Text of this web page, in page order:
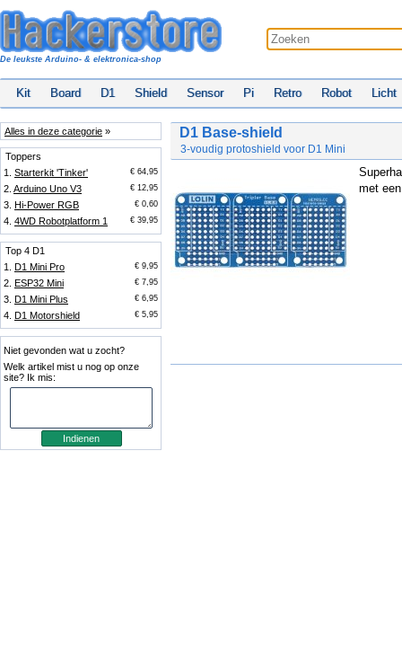
De leukste Arduino- & elektronica-shop
Kit Board D1 Shield Sensor Pi Retro Robot Licht
Alles in deze categorie »
Toppers
1. Starterkit 'Tinker' € 64,95
2. Arduino Uno V3 € 12,95
3. Hi-Power RGB € 0,60
4. 4WD Robotplatform 1 € 39,95
Top 4 D1
1. D1 Mini Pro € 9,95
2. ESP32 Mini € 7,95
3. D1 Mini Plus € 6,95
4. D1 Motorshield € 5,95
Niet gevonden wat u zocht?
Welk artikel mist u nog op onze
site? Ik mis:
D1 Base-shield
3-voudig protoshield voor D1 Mini
met